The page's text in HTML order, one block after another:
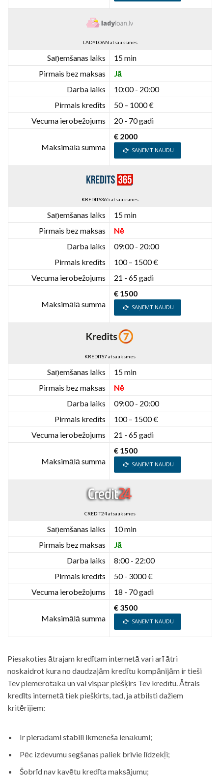
LADYLOAN atsauksmes
Saņemšanas laiks
15 min
Pirmais bez maksas
Jā
Darba laiks
10:00 - 20:00
Pirmais kredīts
50 – 1000 €
Vecuma ierobežojums
20 - 70 gadi
Maksimālā summa
€ 2000
SAŅEMT NAUDU
KREDITS365 atsauksmes
Saņemšanas laiks
15 min
Pirmais bez maksas
Nē
Darba laiks
09:00 - 20:00
Pirmais kredīts
100 – 1500 €
Vecuma ierobežojums
21 - 65 gadi
Maksimālā summa
€ 1500
SAŅEMT NAUDU
KREDITS7 atsauksmes
Saņemšanas laiks
15 min
Pirmais bez maksas
Nē
Darba laiks
09:00 - 20:00
Pirmais kredīts
100 – 1500 €
Vecuma ierobežojums
21 - 65 gadi
Maksimālā summa
€ 1500
SAŅEMT NAUDU
CREDIT24 atsauksmes
Saņemšanas laiks
10 min
Pirmais bez maksas
Jā
Darba laiks
8:00 - 22:00
Pirmais kredīts
50 - 3000 €
Vecuma ierobežojums
18 - 70 gadi
Maksimālā summa
€ 3500
SAŅEMT NAUDU
Piesakoties ātrajam kredītam internetā vari arī ātri
noskaidrot kura no daudzajām kredītu kompānijām ir tieši
Tev piemērotākā un vai vispār piešķirs Tev kredītu. Ātrais
kredīts internetā tiek piešķirts, tad, ja atbilsti dažiem
kritērijiem:
Ir pierādāmi stabili ikmēneša ienākumi;
Pēc izdevumu segšanas paliek brīvie līdzekļi;
Šobrīd nav kavētu kredīta maksājumu;